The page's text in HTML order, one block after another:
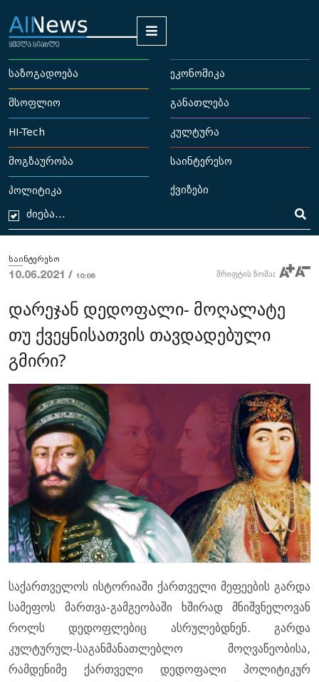
საზოგადოება ეკონომიკა
მსოფლიო განათლება
HI-Tech კულტურა
მოგზაურობა საინტერესო
პოლიტიკა ქვიზები
საინტერესო
10.06.2021 / 10:06 შრიფტის ზომა:
დარეჯან დედოფალი- მოღალატე
თუ ქვეყნისათვის თავდადებული
გმირი?
საქართველოს ისტორიაში ქართველი მეფეების გარდა
სამეფოს მართვა-გამგეობაში ხშირად მნიშვნელოვან
როლს დედოფლებიც ასრულებდნენ. გარდა
კულტურულ-საგანმანათლებლო მოღვაწეობისა,
რამდენიმე ქართველი დედოფალი პოლიტიკურ